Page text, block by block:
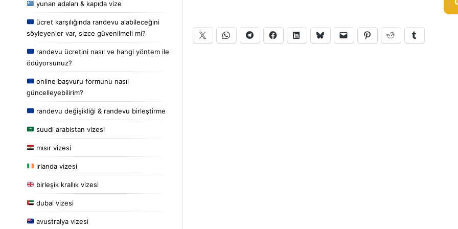
yunan adaları & kapıda vize
ücret karşılığında randevu alabileceğini
söyleyenler var, sizce güvenilmeli mi?
randevu ücretini nasıl ve hangi yöntem ile
ödüyorsunuz?
online başvuru formunu nasıl
güncelleyebilirim?
randevu değişikliği & randevu birleştirme
suudi arabistan vizesi
mısır vizesi
irlanda vizesi
birleşik krallık vizesi
dubai vizesi
avustralya vizesi